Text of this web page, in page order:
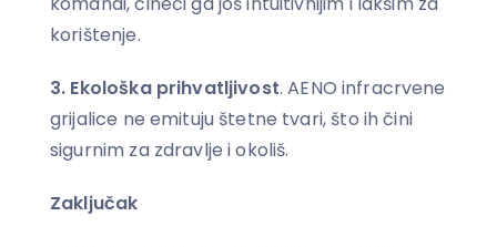
korištenje.
3. Ekološka prihvatljivost. AENO infracrvene
grijalice ne emituju štetne tvari, što ih čini
sigurnim za zdravlje i okoliš.
Zaključak